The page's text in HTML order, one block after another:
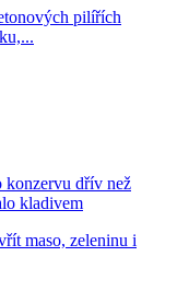
pilířích
konzervu dřív než
kladivem
maso, zeleninu i